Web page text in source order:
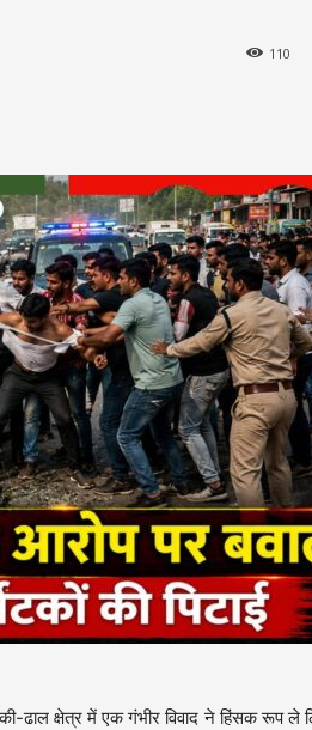
110
ढाल क्षेत्र में एक गंभीर विवाद ने हिंसक रूप ले